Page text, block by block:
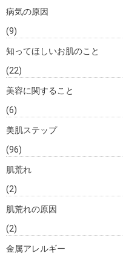
病気の原因
(9)
知ってほしいお肌のこと
(22)
美容に関すること
(6)
美肌ステップ
(96)
肌荒れ
(2)
肌荒れの原因
(2)
金属アレルギー